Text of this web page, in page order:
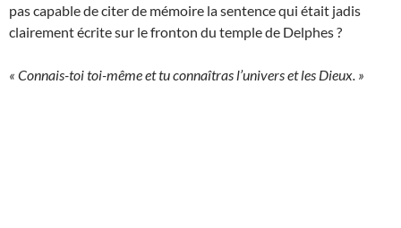
pas capable de citer de mémoire la sentence qui était jadis
clairement écrite sur le fronton du temple de Delphes ?
« Connais-toi toi-même et tu connaîtras l’univers et les Dieux. »